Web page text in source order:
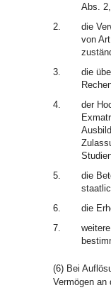
Abs. 2,
2.
die
von
3.
die
4.
der
5.
die
6.
die
7.
(6) Bei
Vermögen an